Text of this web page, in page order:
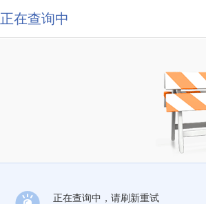
正在查询中
正在查询中，请刷新重试